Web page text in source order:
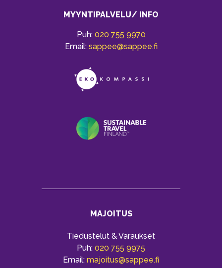
MYYNTIPALVELU/ INFO
Puh: 020 755 9970
Email: sappee@sappee.fi
MAJOITUS
Tiedustelut & Varaukset
Puh: 020 755 9975
Email: majoitus@sappee.fi